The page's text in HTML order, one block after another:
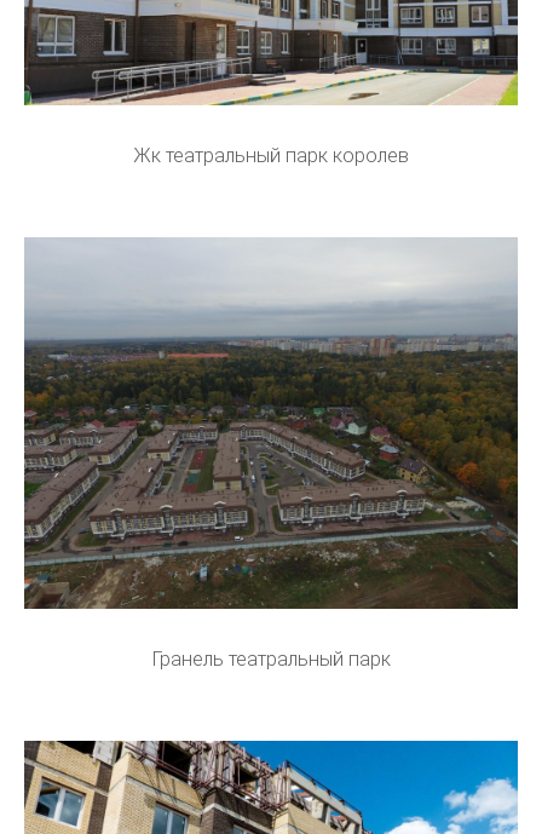
Жк театральный парк королев
Гранель театральный парк